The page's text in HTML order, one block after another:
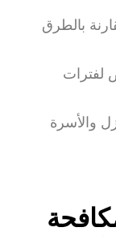
بالطرق
لفترات
والأسرة